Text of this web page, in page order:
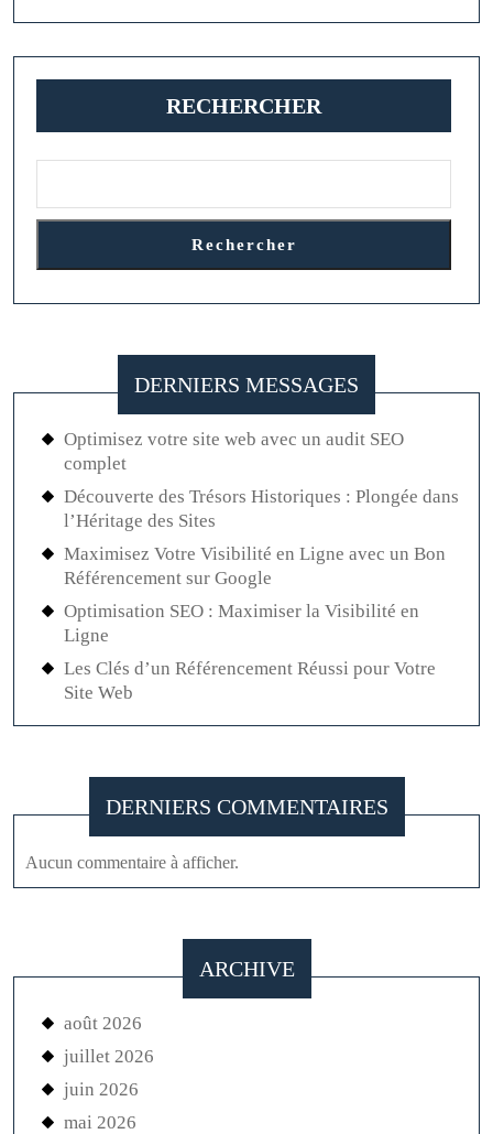
Pilier
Économique
Essentiel
RECHERCHER
Rechercher
DERNIERS MESSAGES
Optimisez votre site web avec un audit SEO
complet
Découverte des Trésors Historiques : Plongée dans
l’Héritage des Sites
Maximisez Votre Visibilité en Ligne avec un Bon
Référencement sur Google
Optimisation SEO : Maximiser la Visibilité en
Ligne
Les Clés d’un Référencement Réussi pour Votre
Site Web
DERNIERS COMMENTAIRES
Aucun commentaire à afficher.
ARCHIVE
août 2026
juillet 2026
juin 2026
mai 2026